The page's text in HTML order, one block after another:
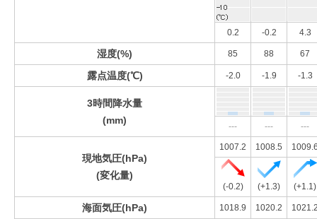
0.2 -0.2 4.3
湿度(%) 85 88 67
露点温度(℃) -2.0 -1.9 -1.3
3時間降水量
(mm)
--- --- ---
現地気圧(hPa)
(変化量)
1007.2 1008.5
(-0.2) (+1.3) (+1.1)
海面気圧(hPa) 1018.9 1020.2